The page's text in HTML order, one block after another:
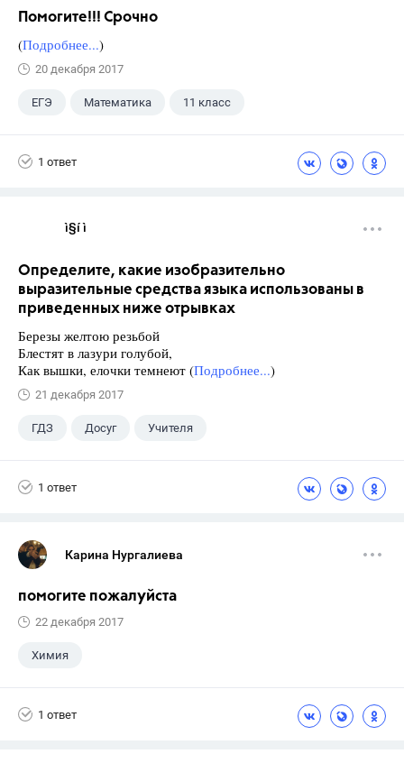
Помогите!!! Срочно
(Подробнее...)
20 декабря 2017
ЕГЭ Математика 11 класс
1 ответ
ì§í ì 
Определите, какие изобразительно
выразительные средства языка использованы в
приведенных ниже отрывках
Березы желтою резьбой
Блестят в лазури голубой,
Как вышки, елочки темнеют (Подробнее...)
21 декабря 2017
ГДЗ Досуг Учителя
1 ответ
Карина Нургалиева
помогите пожалуйста
22 декабря 2017
Химия
1 ответ